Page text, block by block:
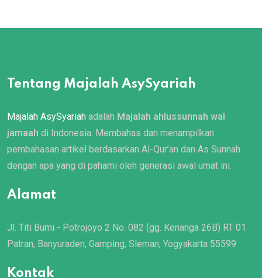
Tentang Majalah AsySyariah
Majalah AsySyariah adalah Majalah ahlussunnah wal
jamaah di Indonesia. Membahas dan menampilkan
pembahasan artikel berdasarkan Al-Qur’an dan As Sunnah
dengan apa yang di pahami oleh generasi awal umat ini.
Alamat
Jl. Titi Bumi - Potrojoyo 2 No. 082 (gg. Kenanga 26B) RT 01
Patran, Banyuraden, Gamping, Sleman, Yogyakarta 55599
Kontak